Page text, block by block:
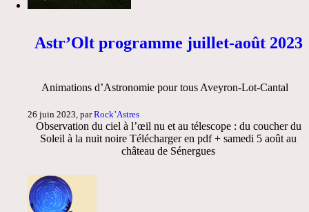
Astr’Olt programme juillet-août 2023
Animations d’Astronomie pour tous Aveyron-Lot-Cantal
26 juin 2023, parRock’Astres
Observation du ciel à l’œil nu et au télescope : du coucher du
Soleil à la nuit noire Télécharger en pdf + samedi 5 août au
château de Sénergues